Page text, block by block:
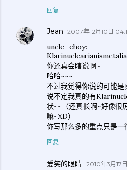
回复
Jean 2007年12月10日
uncle_choy:
你还真会瞎说啊~
哈哈~~~
不过我觉得你说的可能是
说不定我真的有
状~~（还真长啊~好像很
嘛~XD）
你写那么多的重点只是一
回复
爱笑的眼睛 2010年3月17